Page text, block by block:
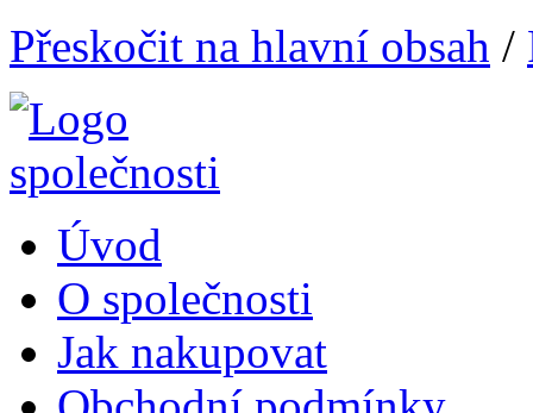
Přeskočit na hlavní obsah /
Úvod
O společnosti
Jak nakupovat